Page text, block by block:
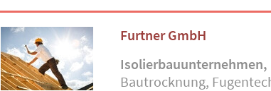
Furtner GmbH
Isolierbauunternehmen
Bautrocknung